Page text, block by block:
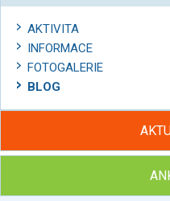
AKTIVITA
INFORMACE
FOTOGALERIE
BLOG
Hubněte s podporou